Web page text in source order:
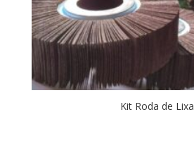
Kit Roda de Lixa